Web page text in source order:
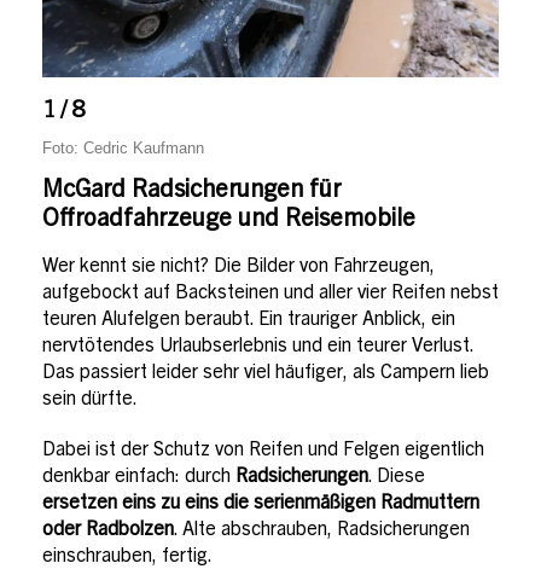
1 / 8
Foto: Cedric Kaufmann
McGard Radsicherungen für
Offroadfahrzeuge und Reisemobile
Wer kennt sie nicht? Die Bilder von Fahrzeugen,
aufgebockt auf Backsteinen und aller vier Reifen nebst
teuren Alufelgen beraubt. Ein trauriger Anblick, ein
nervtötendes Urlaubserlebnis und ein teurer Verlust.
Das passiert leider sehr viel häufiger, als Campern lieb
sein dürfte.
Dabei ist der Schutz von Reifen und Felgen eigentlich
denkbar einfach: durch Radsicherungen. Diese
ersetzen eins zu eins die serienmäßigen Radmuttern
oder Radbolzen. Alte abschrauben, Radsicherungen
einschrauben, fertig.